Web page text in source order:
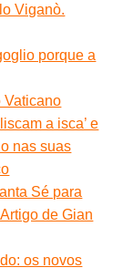
Viganò.
porque a
Vaticano
a isca’ e
nas suas
Sé para
de Gian
os novos